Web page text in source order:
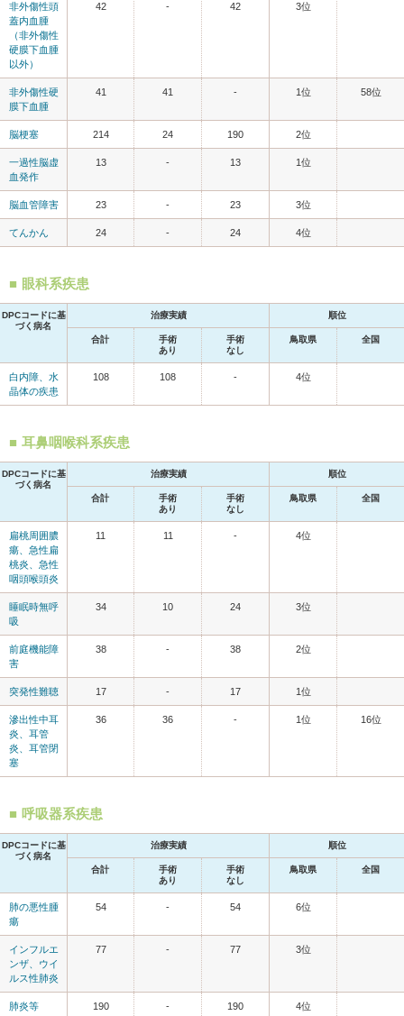
非外傷性頭
蓋内血腫
（非外傷性
硬膜下血腫
以外）
42 - 42 3位
非外傷性硬
膜下血腫
41 41 - 1位 58位
脳梗塞 214 24 190 2位
一過性脳虚
血発作
13 - 13 1位
脳血管障害 23 - 23 3位
てんかん 24 - 24 4位
眼科系疾患
DPCコードに基
づく病名
治療実績 順位
合計
手術
あり
手術
なし
鳥取県 全国
白内障、水
晶体の疾患
108 108 - 4位
耳鼻咽喉科系疾患
DPCコードに基
づく病名
治療実績 順位
合計
手術
あり
手術
なし
鳥取県 全国
扁桃周囲膿
瘍、急性扁
桃炎、急性
咽頭喉頭炎
11 11 - 4位
睡眠時無呼
吸
34 10 24 3位
前庭機能障
害
38 - 38 2位
突発性難聴 17 - 17 1位
滲出性中耳
炎、耳管
炎、耳管閉
塞
36 36 - 1位 16位
呼吸器系疾患
DPCコードに基
づく病名
治療実績 順位
合計
手術
あり
手術
なし
鳥取県 全国
肺の悪性腫
瘍
54 - 54 6位
インフルエ
ンザ、ウイ
ルス性肺炎
77 - 77 3位
肺炎等 190 - 190 4位